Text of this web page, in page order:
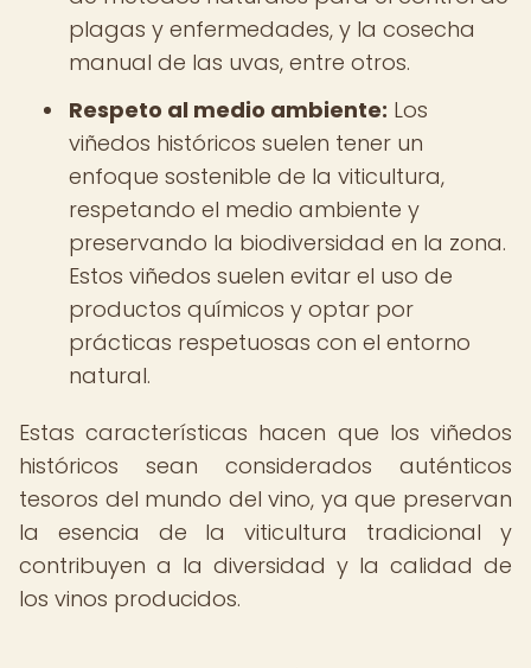
plagas y enfermedades, y la cosecha
manual de las uvas, entre otros.
Respeto al medio ambiente: Los
viñedos históricos suelen tener un
enfoque sostenible de la viticultura,
respetando el medio ambiente y
preservando la biodiversidad en la zona.
Estos viñedos suelen evitar el uso de
productos químicos y optar por
prácticas respetuosas con el entorno
natural.
Estas características hacen que los viñedos
históricos sean considerados auténticos
tesoros del mundo del vino, ya que preservan
la esencia de la viticultura tradicional y
contribuyen a la diversidad y la calidad de
los vinos producidos.